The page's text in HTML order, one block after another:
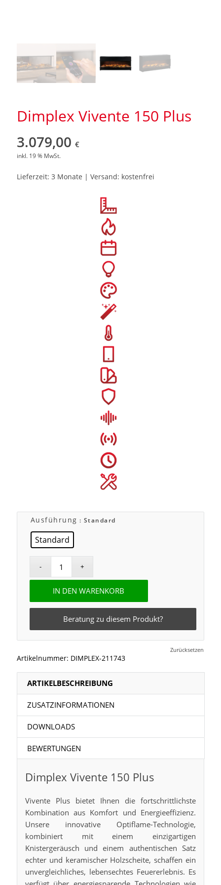
Dimplex Vivente 150 Plus
3.079,00 €
inkl. 19 % MwSt.
Lieferzeit: 3 Monate | Versand: kostenfrei
Ausführung : Standard
Standard
Zurücksetzen
IN DEN WARENKORB
Beratung zu diesem Produkt?
Artikelnummer: DIMPLEX-211743
ARTIKELBESCHREIBUNG
ZUSATZINFORMATIONEN
DOWNLOADS
BEWERTUNGEN
Dimplex Vivente 150 Plus
Vivente Plus bietet Ihnen die fortschrittlichste
Kombination aus Komfort und Energieeffizienz.
Unsere innovative Optiflame-Technologie,
kombiniert mit einem einzigartigen
Knistergeräusch und einem authentischen Satz
echter und keramischer Holzscheite, schaffen ein
unvergleichliches, lebensechtes Feuererlebnis. Es